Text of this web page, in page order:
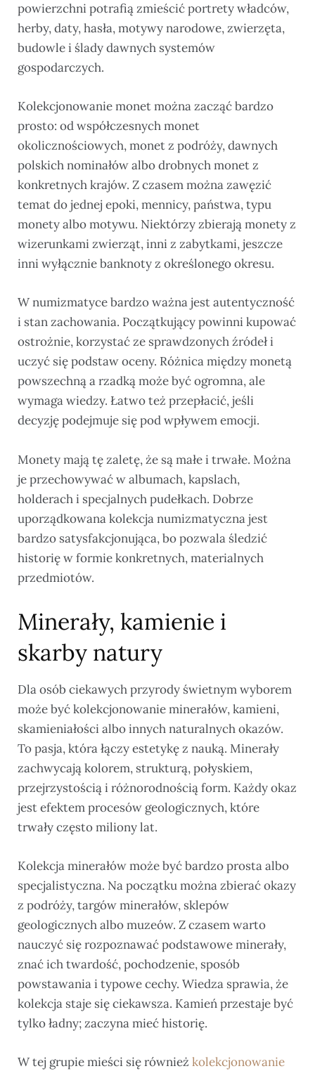
powierzchni potrafią zmieścić portrety władców,
herby, daty, hasła, motywy narodowe, zwierzęta,
budowle i ślady dawnych systemów
gospodarczych.
Kolekcjonowanie monet można zacząć bardzo
prosto: od współczesnych monet
okolicznościowych, monet z podróży, dawnych
polskich nominałów albo drobnych monet z
konkretnych krajów. Z czasem można zawęzić
temat do jednej epoki, mennicy, państwa, typu
monety albo motywu. Niektórzy zbierają monety z
wizerunkami zwierząt, inni z zabytkami, jeszcze
inni wyłącznie banknoty z określonego okresu.
W numizmatyce bardzo ważna jest autentyczność
i stan zachowania. Początkujący powinni kupować
ostrożnie, korzystać ze sprawdzonych źródeł i
uczyć się podstaw oceny. Różnica między monetą
powszechną a rzadką może być ogromna, ale
wymaga wiedzy. Łatwo też przepłacić, jeśli
decyzję podejmuje się pod wpływem emocji.
Monety mają tę zaletę, że są małe i trwałe. Można
je przechowywać w albumach, kapslach,
holderach i specjalnych pudełkach. Dobrze
uporządkowana kolekcja numizmatyczna jest
bardzo satysfakcjonująca, bo pozwala śledzić
historię w formie konkretnych, materialnych
przedmiotów.
Minerały, kamienie i
skarby natury
Dla osób ciekawych przyrody świetnym wyborem
może być kolekcjonowanie minerałów, kamieni,
skamieniałości albo innych naturalnych okazów.
To pasja, która łączy estetykę z nauką. Minerały
zachwycają kolorem, strukturą, połyskiem,
przejrzystością i różnorodnością form. Każdy okaz
jest efektem procesów geologicznych, które
trwały często miliony lat.
Kolekcja minerałów może być bardzo prosta albo
specjalistyczna. Na początku można zbierać okazy
z podróży, targów minerałów, sklepów
geologicznych albo muzeów. Z czasem warto
nauczyć się rozpoznawać podstawowe minerały,
znać ich twardość, pochodzenie, sposób
powstawania i typowe cechy. Wiedza sprawia, że
kolekcja staje się ciekawsza. Kamień przestaje być
tylko ładny; zaczyna mieć historię.
W tej grupie mieści się również kolekcjonowanie